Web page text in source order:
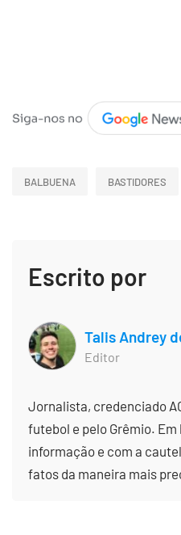
BALBUENA BASTIDORES
Escrito por
Talis Andrey
Editor
Jornalista, credenciado
futebol e pelo Grêmio.
informação e com a
fatos da maneira mais